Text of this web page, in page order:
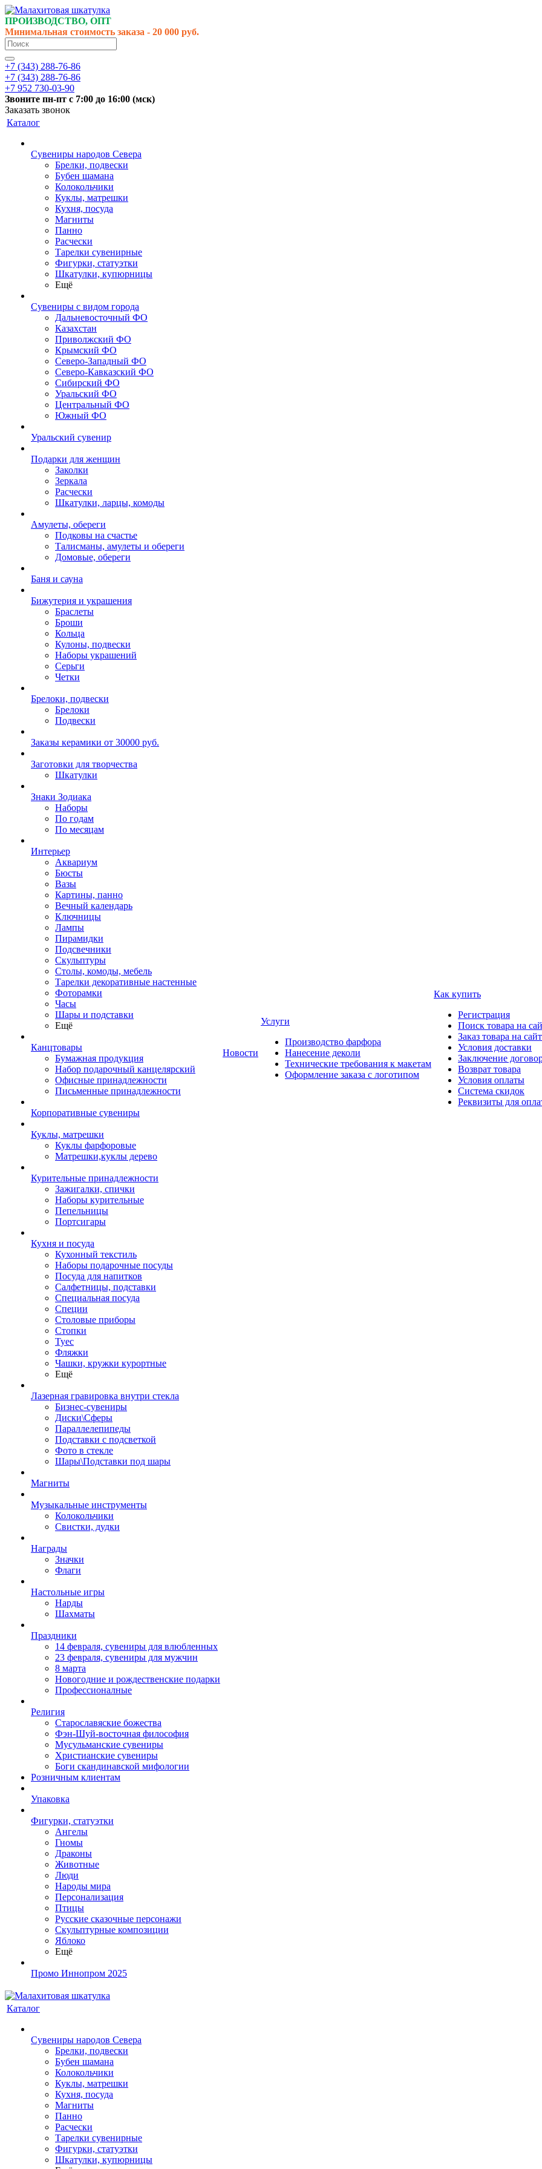
ПРОИЗВОДСТВО, ОПТ
Минимальная стоимость заказа - 20 000 руб.
+7 (343) 288-76-86
+7 (343) 288-76-86
+7 952 730-03-90
Звоните пн-пт с 7:00 до 16:00 (мск)
Заказать звонок
Каталог
Сувениры народов Севера
Брелки, подвески
Бубен шамана
Колокольчики
Куклы, матрешки
Кухня, посуда
Магниты
Панно
Расчески
Тарелки сувенирные
Фигурки, статуэтки
Шкатулки, купюрницы
Ещё
Сувениры с видом города
Дальневосточный ФО
Казахстан
Приволжский ФО
Крымский ФО
Северо-Западный ФО
Северо-Кавказский ФО
Сибирский ФО
Уральский ФО
Центральный ФО
Южный ФО
Уральский сувенир
Подарки для женщин
Заколки
Зеркала
Расчески
Шкатулки, ларцы, комоды
Амулеты, обереги
Подковы на счастье
Талисманы, амулеты и обереги
Домовые, обереги
Баня и сауна
Бижутерия и украшения
Браслеты
Броши
Кольца
Кулоны, подвески
Наборы украшений
Серьги
Четки
Брелоки, подвески
Брелоки
Подвески
Заказы керамики от 30000 руб.
Заготовки для творчества
Шкатулки
Знаки Зодиака
Наборы
По годам
По месяцам
Интерьер
Аквариум
Бюсты
Вазы
Картины, панно
Вечный календарь
Ключницы
Лампы
Пирамидки
Подсвечники
Скульптуры
Столы, комоды, мебель
Тарелки декоративные настенные
Фоторамки
Часы
Шары и подставки
Ещё
Канцтовары
Бумажная продукция
Набор подарочный канцелярский
Офисные принадлежности
Письменные принадлежности
Корпоративные сувениры
Куклы, матрешки
Куклы фарфоровые
Матрешки,куклы дерево
Курительные принадлежности
Зажигалки, спички
Наборы курительные
Пепельницы
Портсигары
Кухня и посуда
Кухонный текстиль
Наборы подарочные посуды
Посуда для напитков
Салфетницы, подставки
Специальная посуда
Специи
Столовые приборы
Стопки
Туес
Фляжки
Чашки, кружки курортные
Ещё
Лазерная гравировка внутри стекла
Бизнес-сувениры
Диски\Сферы
Параллелепипеды
Подставки с подсветкой
Фото в стекле
Шары\Подставки под шары
Магниты
Музыкальные инструменты
Колокольчики
Свистки, дудки
Награды
Значки
Флаги
Настольные игры
Нарды
Шахматы
Праздники
14 февраля, сувениры для влюбленных
23 февраля, сувениры для мужчин
8 марта
Новогодние и рождественские подарки
Профессионалные
Религия
Старославяские божества
Фэн-Шуй-восточная философия
Мусульманские сувениры
Христианские сувениры
Боги скандинавской мифологии
Розничным клиентам
Упаковка
Фигурки, статуэтки
Ангелы
Гномы
Драконы
Животные
Люди
Народы мира
Персонализация
Птицы
Русские сказочные персонажи
Скульптурные композиции
Яблоко
Ещё
Промо Иннопром 2025
Новости
Услуги
Производство фарфора
Нанесение деколи
Технические требования к макетам
Оформление заказа с логотипом
Как купить
Регистрация
Поиск товара на
Заказ товара на
Условия доставки
Заключение
Возврат товара
Условия оплаты
Система скидок
Реквизиты для
Каталог
Сувениры народов Севера
Брелки, подвески
Бубен шамана
Колокольчики
Куклы, матрешки
Кухня, посуда
Магниты
Панно
Расчески
Тарелки сувенирные
Фигурки, статуэтки
Шкатулки, купюрницы